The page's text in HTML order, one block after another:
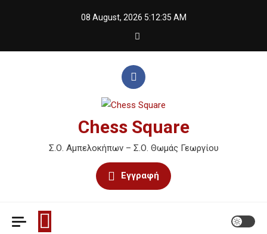
08 August, 2026 5:12:36 AM
Chess Square
Σ.Ο. Αμπελοκήπων – Σ.Ο. Θωμάς Γεωργίου
Εγγραφή